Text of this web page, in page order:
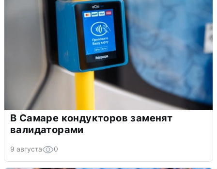
В Самаре кондукторов заменят
валидаторами
9 августа 0